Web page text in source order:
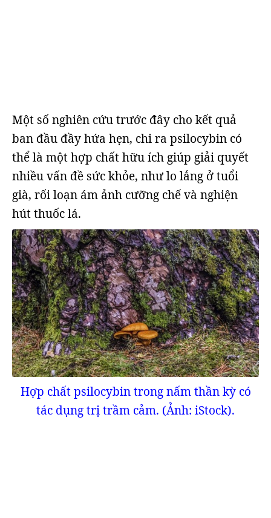
Một số nghiên cứu trước đây cho kết quả
ban đầu đầy hứa hẹn, chi ra psilocybin có
thể là một hợp chất hữu ích giúp giải quyết
nhiều vấn đề sức khỏe, như lo lắng ở tuổi
già, rối loạn ám ảnh cưỡng chế và nghiện
hút thuốc lá.
Hợp chất psilocybin trong nấm thần kỳ có
tác dụng trị trầm cảm. (Ảnh: iStock).